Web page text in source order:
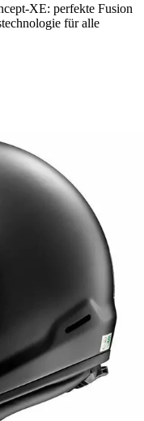
XE: perfekte Fusion
für alle